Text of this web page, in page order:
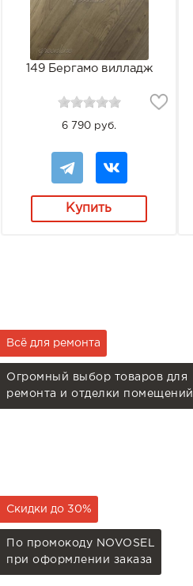
149 Бергамо вилладж
6 790 руб.
Купить
Всё для ремонта
Огромный выбор товаров для
ремонта и отделки помещений
Скидки до 30%
По промокоду NOVOSEL
при оформлении заказа